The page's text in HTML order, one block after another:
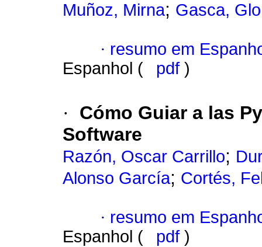
Muñoz, Mirna; Gasca,
· resumo em
Espanhol (
pdf )
·
Cómo Guiar a las
Software
Razón, Oscar Carrillo;
Alonso García; Cortés,
· resumo em
Espanhol (
pdf )